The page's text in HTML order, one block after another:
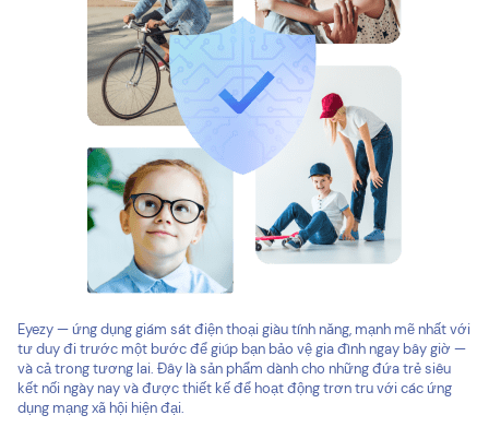
Eyezy — ứng dụng giám sát điện thoại giàu tính năng, mạnh mẽ nhất với
tư duy đi trước một bước để giúp bạn bảo vệ gia đình ngay bây giờ —
và cả trong tương lai. Đây là sản phẩm dành cho những đứa trẻ siêu
kết nối ngày nay và được thiết kế để hoạt động trơn tru với các ứng
dụng mạng xã hội hiện đại.